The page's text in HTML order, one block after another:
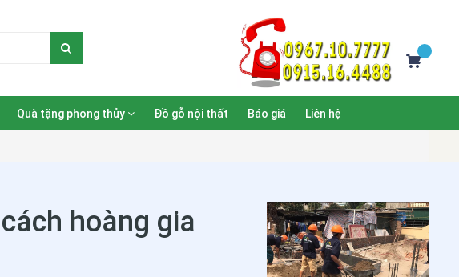
Quà tặng phong thủy Đồ gỗ nội thất Báo giá Liên hệ
hoàng gia